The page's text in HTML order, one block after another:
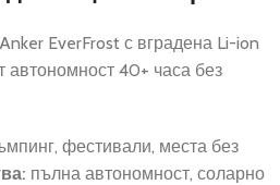
EverFrost с вградена Li-ion
автономност 40+ часа без
фестивали, места без
пълна автономност, соларно